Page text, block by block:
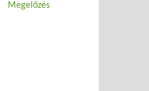
Megelőzés